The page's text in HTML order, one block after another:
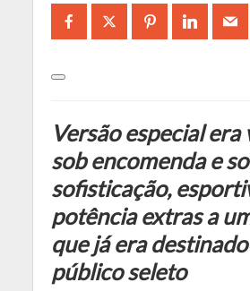
Versão especial era
sob encomenda e
sofisticação,
potência extras a
que já era
público seleto